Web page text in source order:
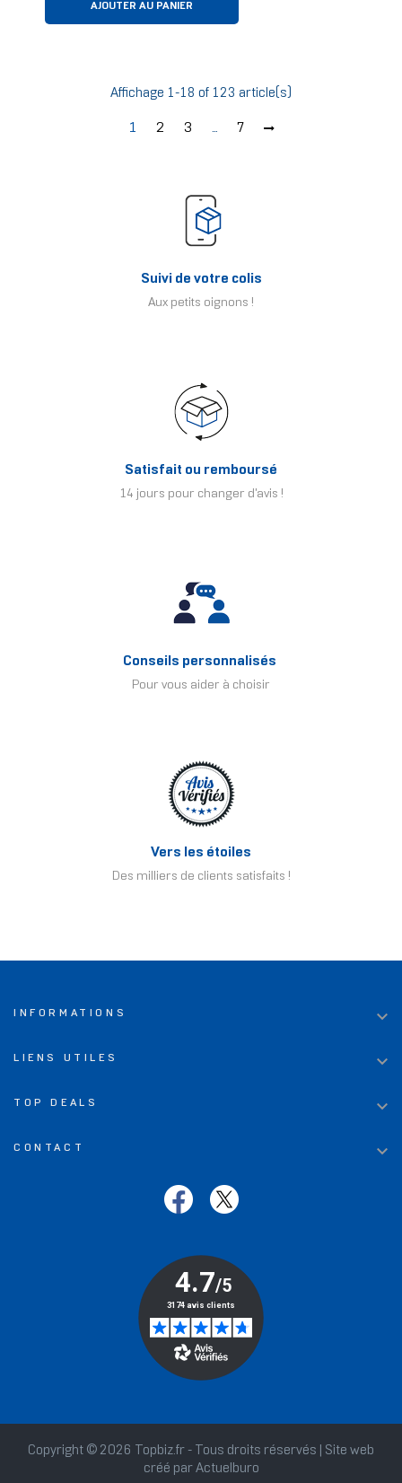
AJOUTER AU PANIER
Affichage 1-18 of 123 article(s)
1 2 3 … 7
Suivi de votre colis
Aux petits oignons !
Satisfait ou remboursé
14 jours pour changer d'avis !
Conseils personnalisés
Pour vous aider à choisir
Vers les étoiles
Des milliers de clients satisfaits !
INFORMATIONS 
LIENS UTILES 
TOP DEALS 
CONTACT 
Copyright © 2026 Topbiz.fr - Tous droits réservés | Site web
créé par Actuelburo